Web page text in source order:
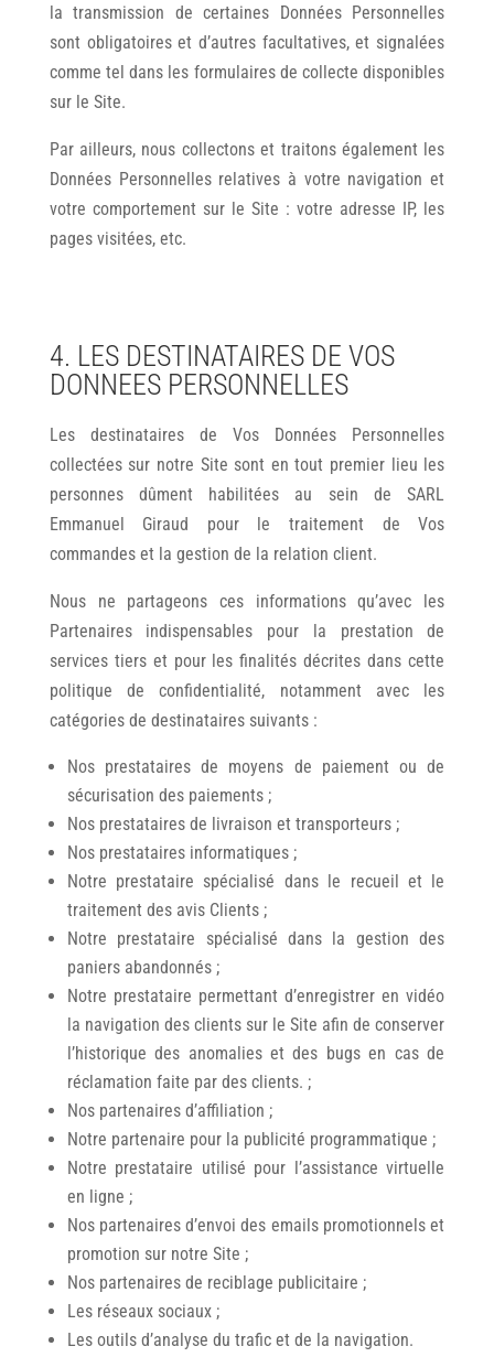
la transmission de certaines Données Personnelles
sont obligatoires et d’autres facultatives, et signalées
comme tel dans les formulaires de collecte disponibles
sur le Site.
Par ailleurs, nous collectons et traitons également les
Données Personnelles relatives à votre navigation et
votre comportement sur le Site : votre adresse IP, les
pages visitées, etc.
4. LES DESTINATAIRES DE VOS
DONNEES PERSONNELLES
Les destinataires de Vos Données Personnelles
collectées sur notre Site sont en tout premier lieu les
personnes dûment habilitées au sein de SARL
Emmanuel Giraud pour le traitement de Vos
commandes et la gestion de la relation client.
Nous ne partageons ces informations qu’avec les
Partenaires indispensables pour la prestation de
services tiers et pour les finalités décrites dans cette
politique de confidentialité, notamment avec les
catégories de destinataires suivants :
Nos prestataires de moyens de paiement ou de
sécurisation des paiements ;
Nos prestataires de livraison et transporteurs ;
Nos prestataires informatiques ;
Notre prestataire spécialisé dans le recueil et le
traitement des avis Clients ;
Notre prestataire spécialisé dans la gestion des
paniers abandonnés ;
Notre prestataire permettant d’enregistrer en vidéo
la navigation des clients sur le Site afin de conserver
l’historique des anomalies et des bugs en cas de
réclamation faite par des clients. ;
Nos partenaires d’affiliation ;
Notre partenaire pour la publicité programmatique ;
Notre prestataire utilisé pour l’assistance virtuelle
en ligne ;
Nos partenaires d’envoi des emails promotionnels et
promotion sur notre Site ;
Nos partenaires de reciblage publicitaire ;
Les réseaux sociaux ;
Les outils d’analyse du trafic et de la navigation.